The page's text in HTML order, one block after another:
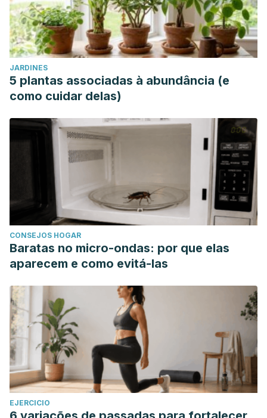
JARDINES
5 plantas associadas à abundância (e
como cuidar delas)
CONSEJOS HOGAR
Baratas no micro-ondas: por que elas
aparecem e como evitá-las
EJERCICIO